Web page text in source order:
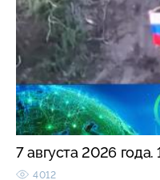
7 августа 2026 года.
4012